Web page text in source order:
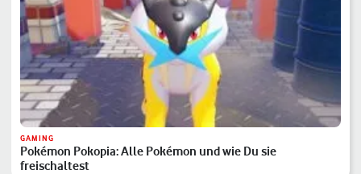
GAMING
Pokémon Pokopia: Alle Pokémon und wie Du sie
freischaltest